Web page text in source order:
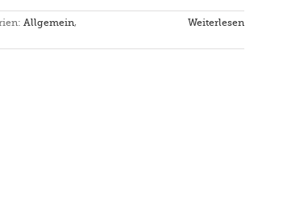
Allgemein,
Weiterlesen